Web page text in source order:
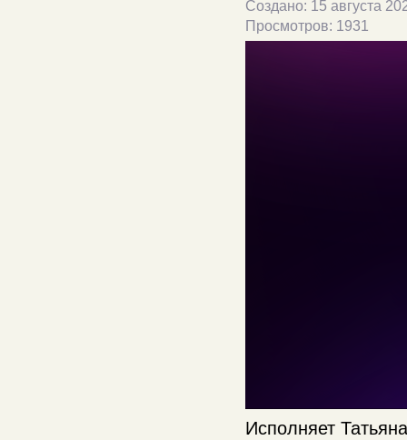
Создано: 15 августа
Просмотров: 1931
Исполняет